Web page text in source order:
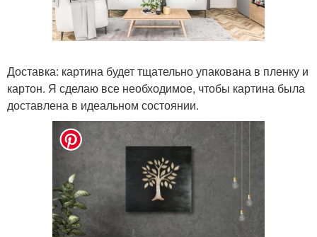
Доставка: картина будет тщательно упакована в пленку и
картон. Я сделаю все необходимое, чтобы картина была
доставлена в идеальном состоянии.